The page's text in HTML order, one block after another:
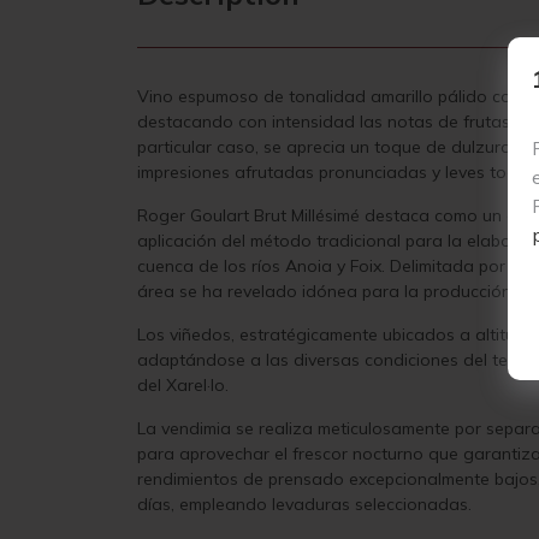
Vino espumoso de tonalidad amarillo pálido con
destacando con intensidad las notas de frutas
particular caso, se aprecia un toque de dulzura
impresiones afrutadas pronunciadas y leves
Roger Goulart Brut Millésimé destaca como un
aplicación del método tradicional para la
cuenca de los ríos Anoia y Foix. Delimitada por
área se ha revelado idónea para la producción
Los viñedos, estratégicamente ubicados a
adaptándose a las diversas condiciones del
del Xarel·lo.
La vendimia se realiza meticulosamente por
para aprovechar el frescor nocturno que
rendimientos de prensado excepcionalmente
días, empleando levaduras seleccionadas.